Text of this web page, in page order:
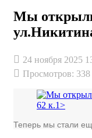
Мы
24 ноября 2025
Просмотров: 338
Теперь мы стали